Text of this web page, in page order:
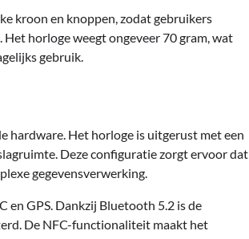
kroon en knoppen, zodat gebruikers
horloge weegt ongeveer 70 gram, wat
gebruik.
hardware. Het horloge is uitgerust met een
Deze configuratie zorgt ervoor dat
gegevensverwerking.
en GPS. Dankzij Bluetooth 5.2 is de
De NFC-functionaliteit maakt het